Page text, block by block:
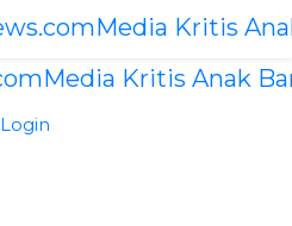
Login